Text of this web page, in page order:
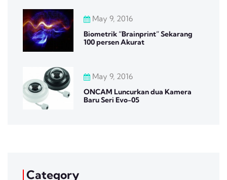
May 9, 2016
Biometrik “Brainprint” Sekarang
100 persen Akurat
May 9, 2016
ONCAM Luncurkan dua Kamera
Baru Seri Evo-05
Category